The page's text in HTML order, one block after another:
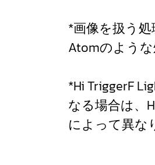
*画像を扱う
Atomのような
*Hi TriggerF
なる場合は、
によって異な